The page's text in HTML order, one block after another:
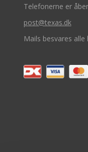
Telefonerne er
post@texas.dk
Mails besvares alle